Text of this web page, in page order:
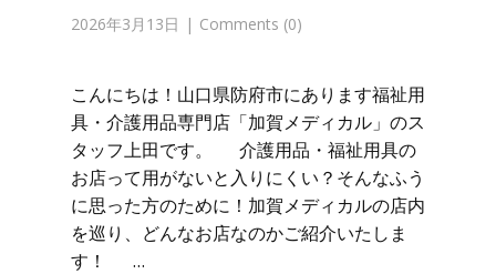
2026年3月13日 Comments (0)
こんにちは！山口県防府市にあります福祉用
具・介護用品専門店「加賀メディカル」のス
タッフ上田です。 介護用品・福祉用具の
お店って用がないと入りにくい？そんなふう
に思った方のために！加賀メディカルの店内
を巡り、どんなお店なのかご紹介いたしま
す！ …